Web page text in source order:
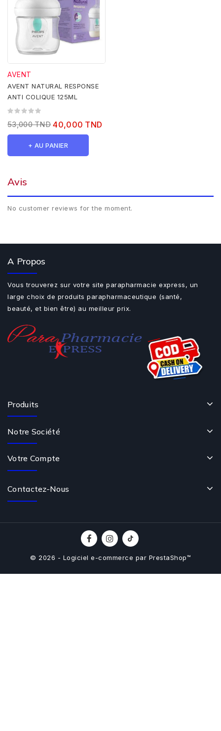
AVENT
AVENT NATURAL RESPONSE
ANTI COLIQUE 125ML
53,000 TND 40,000 TND
+ AU PANIER
Avis
No customer reviews for the moment.
A Propos
Vous trouverez sur votre site parapharmacie express, un
large choix de produits parapharmaceutique (santé,
beauté, et bien être) au meilleur prix.
Produits
Notre Société
Votre Compte
Contactez-Nous
© 2026 - Logiciel e-commerce par PrestaShop™